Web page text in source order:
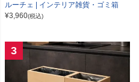
ルーチェ | インテリア雑貨・ゴミ箱
¥3,960(税込)
3